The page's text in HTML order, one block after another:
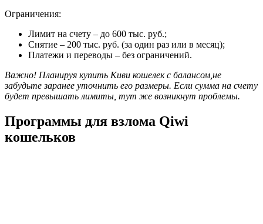
Ограничения:
Лимит на счету – до 600 тыс. руб.;
Снятие – 200 тыс. руб. (за один раз или в месяц);
Платежи и переводы – без ограничений.
Важно! Планируя купить Киви кошелек с балансом, не
забудьте заранее уточнить его размеры. Если сумма на счету
будет превышать лимиты, тут же возникнут проблемы.
Программы для взлома Qiwi
кошельков